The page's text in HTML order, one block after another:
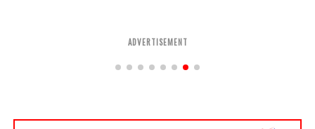
ADVERTISEMENT